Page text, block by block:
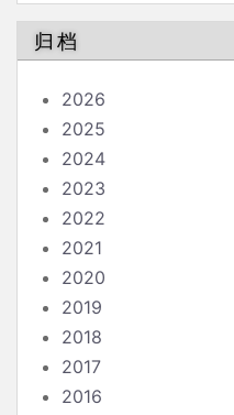
归档
2026
2025
2024
2023
2022
2021
2020
2019
2018
2017
2016